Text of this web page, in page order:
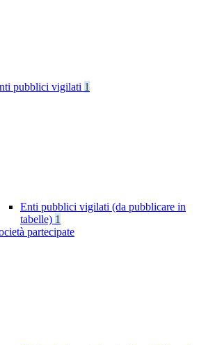
pubblici vigilati 1
Enti pubblici vigilati (da pubblicare in
tabelle) 1
partecipate